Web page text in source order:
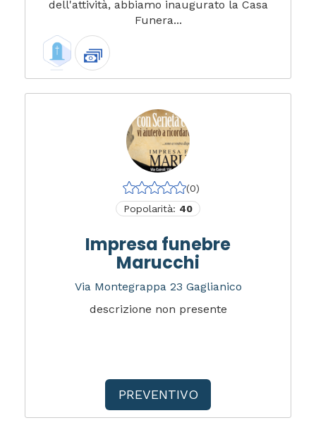
dell'attività, abbiamo inaugurato la Casa
Funera...
(0)
Popolarità: 40
Impresa funebre
Marucchi
Via Montegrappa 23 Gaglianico
descrizione non presente
PREVENTIVO